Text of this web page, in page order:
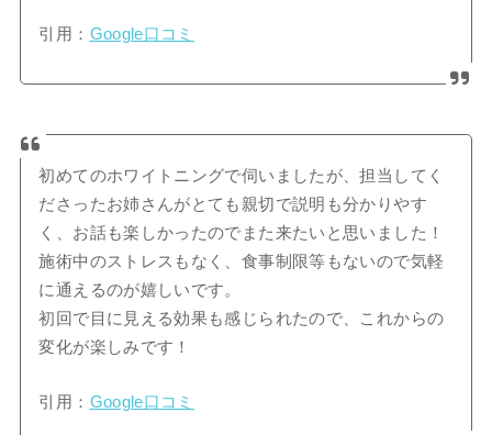
引用： Google口コミ
初めてのホワイトニングで伺いましたが、担当してく
ださったお姉さんがとても親切で説明も分かりやす
く、お話も楽しかったのでまた来たいと思いました！
施術中のストレスもなく、食事制限等もないので気軽
に通えるのが嬉しいです。
初回で目に見える効果も感じられたので、これからの
変化が楽しみです！
引用： Google口コミ